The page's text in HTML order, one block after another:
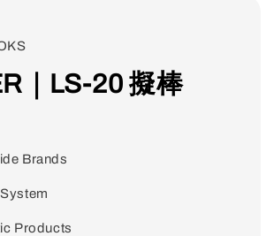
｜LS-20 擬棒
Brands
Products